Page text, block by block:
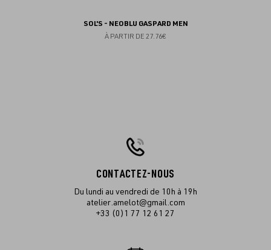
SOL'S - NEOBLU GASPARD MEN
À PARTIR DE 27.76€
CONTACTEZ-NOUS
Du lundi au vendredi de 10h à 19h
atelier.amelot@gmail.com
+33 (0)1 77 12 61 27